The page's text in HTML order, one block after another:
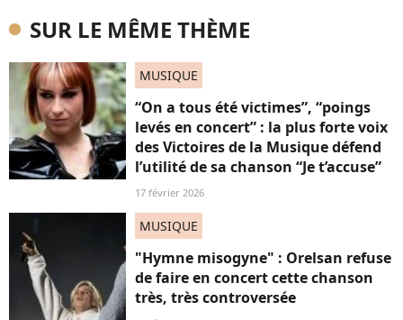
SUR LE MÊME THÈME
MUSIQUE
“On a tous été victimes”, “poings
levés en concert” : la plus forte voix
des Victoires de la Musique défend
l’utilité de sa chanson “Je t’accuse”
17 février 2026
MUSIQUE
"Hymne misogyne" : Orelsan refuse
de faire en concert cette chanson
très, très controversée